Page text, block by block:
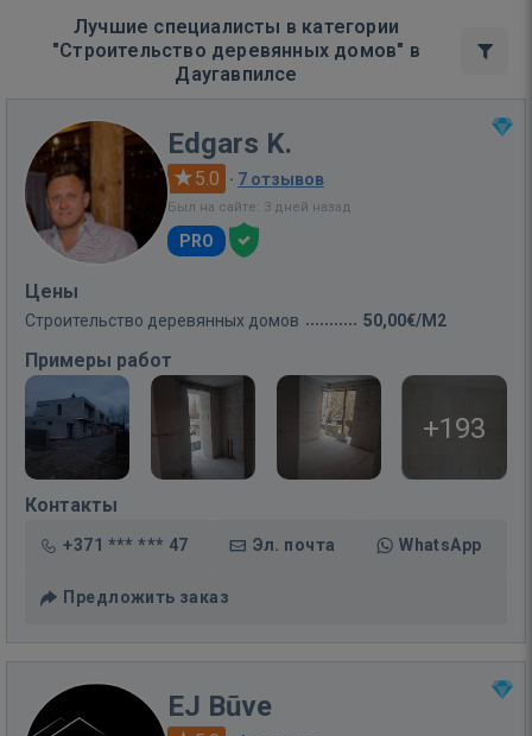
Лучшие специалисты в категории
"Строительство деревянных домов" в
Даугавпилсе
Edgars K.
5.0 · 7 отзывов
Был на сайте: 3 дней назад
PRO
Цены
Строительство деревянных домов 50,00€/M2
Примеры работ
+193
Контакты
+371 *** *** 47 Эл. почта WhatsApp
Предложить заказ
EJ Būve